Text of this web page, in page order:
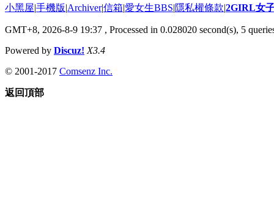
小黑屋|手機版|Archiver|信箱|愛女生BBS|隱私權條款|2GIRL女
GMT+8, 2026-8-9 19:37 , Processed in 0.028020 second(s), 5
Powered by Discuz! X3.4
© 2001-2017 Comsenz Inc.
返回頂部